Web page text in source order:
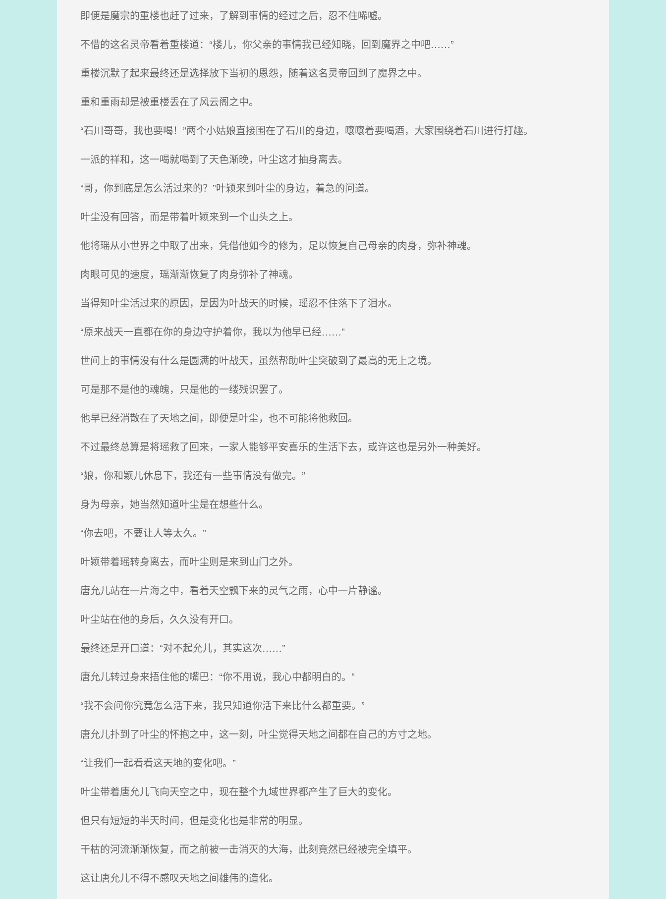
即便是魔宗的重楼也赶了过来，了解到事情的经过之后，忍不住唏嘘。
不借的这名灵帝看着重楼道：“楼儿，你父亲的事情我已经知晓，回到魔界之中吧……”
重楼沉默了起来最终还是选择放下当初的恩怨，随着这名灵帝回到了魔界之中。
重和重雨却是被重楼丢在了风云阁之中。
“石川哥哥，我也要喝！”两个小姑娘直接围在了石川的身边，嚷嚷着要喝酒，大家围绕着石川进行打趣。
一派的祥和，这一喝就喝到了天色渐晚，叶尘这才抽身离去。
“哥，你到底是怎么活过来的？”叶颖来到叶尘的身边，着急的问道。
叶尘没有回答，而是带着叶颖来到一个山头之上。
他将瑶从小世界之中取了出来，凭借他如今的修为，足以恢复自己母亲的肉身，弥补神魂。
肉眼可见的速度，瑶渐渐恢复了肉身弥补了神魂。
当得知叶尘活过来的原因，是因为叶战天的时候，瑶忍不住落下了泪水。
“原来战天一直都在你的身边守护着你，我以为他早已经……”
世间上的事情没有什么是圆满的叶战天，虽然帮助叶尘突破到了最高的无上之境。
可是那不是他的魂魄，只是他的一缕残识罢了。
他早已经消散在了天地之间，即便是叶尘，也不可能将他救回。
不过最终总算是将瑶救了回来，一家人能够平安喜乐的生活下去，或许这也是另外一种美好。
“娘，你和颖儿休息下，我还有一些事情没有做完。”
身为母亲，她当然知道叶尘是在想些什么。
“你去吧，不要让人等太久。”
叶颖带着瑶转身离去，而叶尘则是来到山门之外。
唐允儿站在一片海之中，看着天空飘下来的灵气之雨，心中一片静谧。
叶尘站在他的身后，久久没有开口。
最终还是开口道：“对不起允儿，其实这次……”
唐允儿转过身来捂住他的嘴巴：“你不用说，我心中都明白的。”
“我不会问你究竟怎么活下来，我只知道你活下来比什么都重要。”
唐允儿扑到了叶尘的怀抱之中，这一刻，叶尘觉得天地之间都在自己的方寸之地。
“让我们一起看看这天地的变化吧。”
叶尘带着唐允儿飞向天空之中，现在整个九域世界都产生了巨大的变化。
但只有短短的半天时间，但是变化也是非常的明显。
干枯的河流渐渐恢复，而之前被一击消灭的大海，此刻竟然已经被完全填平。
这让唐允儿不得不感叹天地之间雄伟的造化。